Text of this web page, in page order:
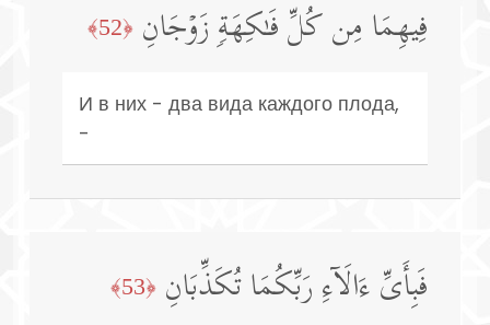
فِیهِمَا مِن كُلِّ فَـٰكِهَةࣲ زَوۡجَانِ ﴿52﴾
И в них - два вида каждого плода,
-
فَبِأَیِّ ءَالَاۤءِ رَبِّكُمَا تُكَذِّبَانِ ﴿53﴾